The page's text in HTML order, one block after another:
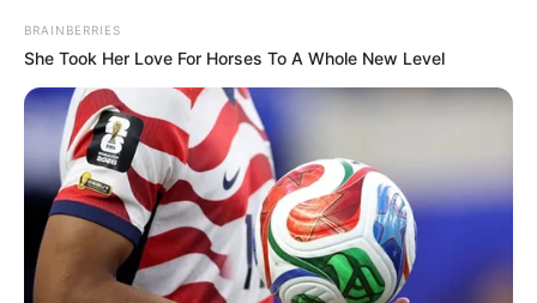
BRAINBERRIES
She Took Her Love For Horses To A Whole New Level